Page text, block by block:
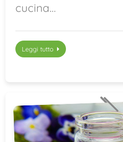
cucina…
Leggi tutto